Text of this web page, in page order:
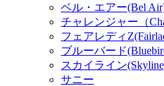
ベル・エアー(Bel
チャレンジャー（
フェアレディ
ブルーバード
スカイライン
サニー